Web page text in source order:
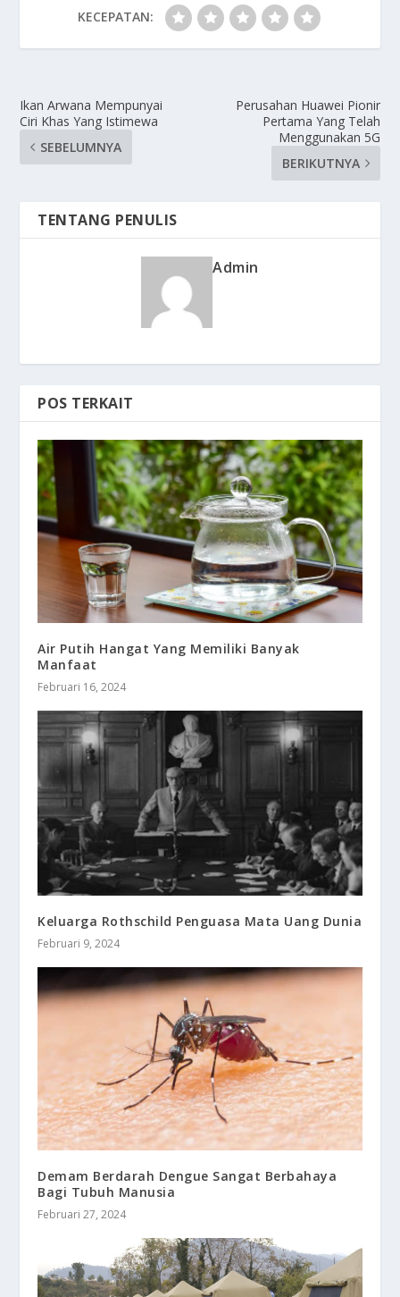
KECEPATAN:
Ikan Arwana Mempunyai
Ciri Khas Yang Istimewa
SEBELUMNYA
Perusahan Huawei Pionir
Pertama Yang Telah
Menggunakan 5G
BERIKUTNYA
TENTANG PENULIS
Admin
POS TERKAIT
Air Putih Hangat Yang Memiliki Banyak
Manfaat
Februari 16, 2024
Keluarga Rothschild Penguasa Mata Uang Dunia
Februari 9, 2024
Demam Berdarah Dengue Sangat Berbahaya
Bagi Tubuh Manusia
Februari 27, 2024